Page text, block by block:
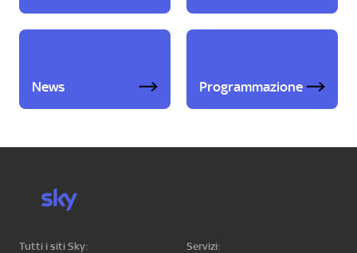
News Programmazione
Tutti i siti Sky:
Servizi: